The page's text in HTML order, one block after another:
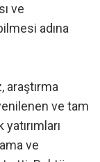
ve
adına
araştırma
ve tam
ve